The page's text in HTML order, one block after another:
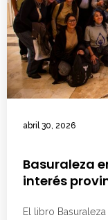
abril 30, 2026
Basuraleza
interés
El libro